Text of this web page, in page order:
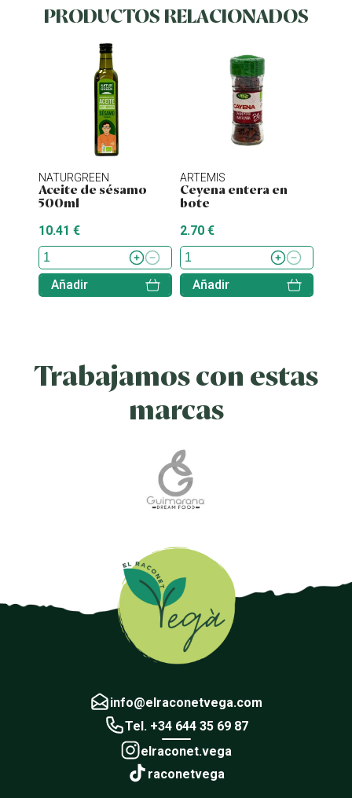
PRODUCTOS RELACIONADOS
NATURGREEN
Aceite de sésamo
500ml
10.41 €
Añadir
ARTEMIS
Ceyena entera en
bote
2.70 €
Añadir
Trabajamos con estas
marcas
info@elraconetvega.com
Tel. +34 644 35 69 87
elraconet.vega
raconetvega